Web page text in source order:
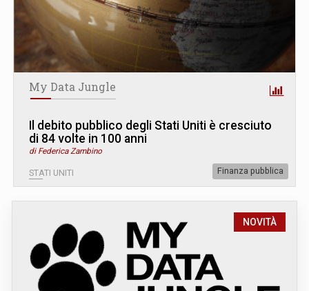
My Data Jungle
Il debito pubblico degli Stati Uniti è cresciuto
di 84 volte in 100 anni
di Federica Zambino
STATI UNITI Finanza pubblica
NOVITÀ